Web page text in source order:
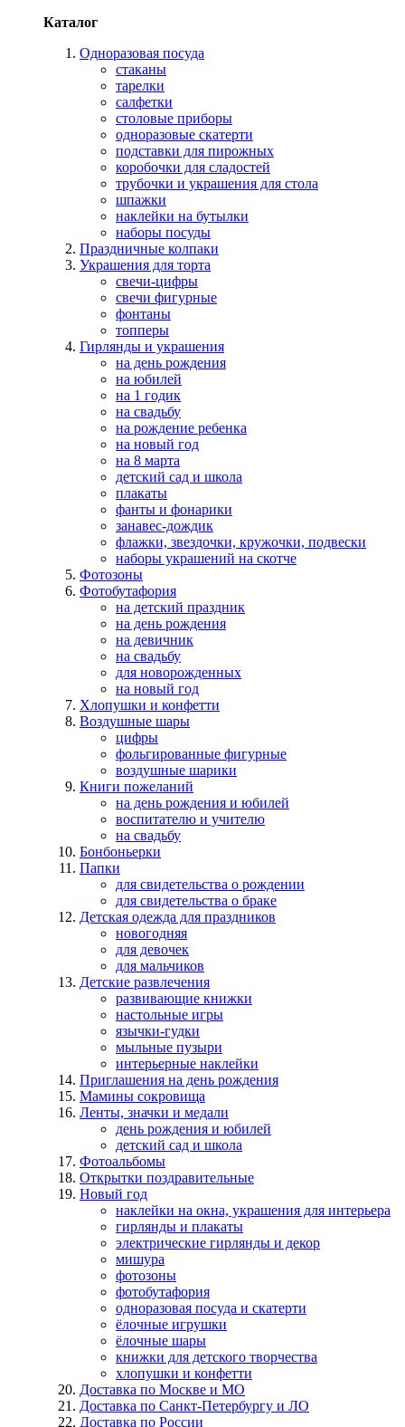
Каталог
Одноразовая посуда
стаканы
тарелки
салфетки
столовые приборы
одноразовые скатерти
подставки для пирожных
коробочки для сладостей
трубочки и украшения для стола
шпажки
наклейки на бутылки
наборы посуды
Праздничные колпаки
Украшения для торта
свечи-цифры
свечи фигурные
фонтаны
топперы
Гирлянды и украшения
на день рождения
на юбилей
на 1 годик
на свадьбу
на рождение ребенка
на новый год
на 8 марта
детский сад и школа
плакаты
фанты и фонарики
занавес-дождик
флажки, звездочки, кружочки, подвески
наборы украшений на скотче
Фотозоны
Фотобутафория
на детский праздник
на день рождения
на девичник
на свадьбу
для новорожденных
на новый год
Хлопушки и конфетти
Воздушные шары
цифры
фольгированные фигурные
воздушные шарики
Книги пожеланий
на день рождения и юбилей
воспитателю и учителю
на свадьбу
Бонбоньерки
Папки
для свидетельства о рождении
для свидетельства о браке
Детская одежда для праздников
новогодняя
для девочек
для мальчиков
Детские развлечения
развивающие книжки
настольные игры
язычки-гудки
мыльные пузыри
интерьерные наклейки
Приглашения на день рождения
Мамины сокровища
Ленты, значки и медали
день рождения и юбилей
детский сад и школа
Фотоальбомы
Открытки поздравительные
Новый год
наклейки на окна, украшения для интерьера
гирлянды и плакаты
электрические гирлянды и декор
мишура
фотозоны
фотобутафория
одноразовая посуда и скатерти
ёлочные игрушки
ёлочные шары
книжки для детского творчества
хлопушки и конфетти
Доставка по Москве и МО
Доставка по Санкт-Петербургу и ЛО
Доставка по России